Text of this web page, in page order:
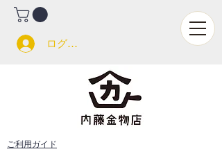
ログイン
ご利用ガイド